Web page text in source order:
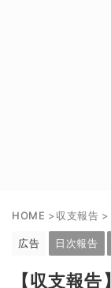
HOME >収支報告 >
広告 日次報告
【収支報